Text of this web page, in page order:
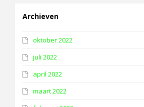
Archieven
oktober 2022
juli 2022
april 2022
maart 2022